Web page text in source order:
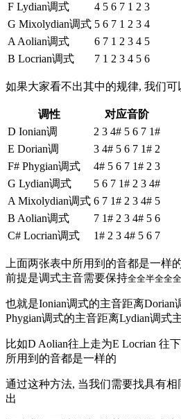
F Lydian调式
4 5 6 7 1 2 3
G Mixolydian调式 5 6 7 1 2 3 4
A Aolian调式
6 7 1 2 3 4 5
B Locrian调式
7 1 2 3 4 5 6
如果大家看不出其中的规律, 我们可
调性
对应音阶
D Ionian调
2 3 4# 5 6 7 1#
E Dorian调
3 4# 5 6 7 1# 2
F# Phygian调式
4# 5 6 7 1# 2 3
G Lydian调式
5 6 7 1# 2 3 4#
A Mixolydian调式 6 7 1# 2 3 4# 5
B Aolian调式
7 1# 2 3 4# 5 6
C# Locrian调式
1# 2 3 4# 5 6 7
上面两张表中所用到的音都是一样
前提是调式主音需要保持全全半全全
也就是Ionian调式的主音距离Dorian
Phygian调式的主音距离Lydian调式
比如D Aolian往上走为E Locrian 往
所用到的音都是一样的
通过这种方法, 当我们需要找具有
出